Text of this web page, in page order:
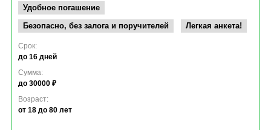
Удобное погашение
Безопасно, без залога и поручителей
Легкая анкета!
Срок:
до 16 дней
Сумма:
до 30000 ₽
Возраст:
от 18 до 80 лет